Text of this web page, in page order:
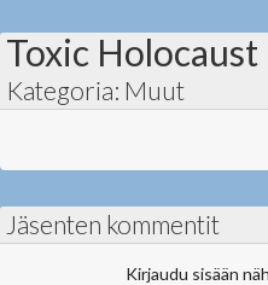
Toxic Holocaust
Kategoria: Muut
Jäsenten kommentit
Kirjaudu sisään